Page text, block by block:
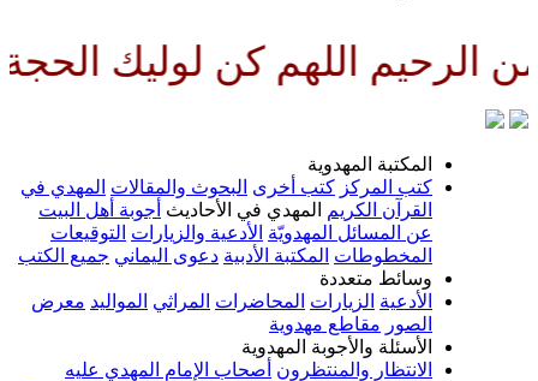
اللهم كن لوليك الحجة
المكتبة المهدوية
كتب المركز كتب أخرى البحوث والمقالات المهدي في
القرآن الكريم
المهدي في الأحاديث أجوبة أهل البيت
عن المسائل المهدويّة الأدعية والزيارات التوقيعات
المخطوطات المكتبة الأدبية دعوى اليماني جميع الكتب
وسائط متعددة
الأدعية الزيارات المحاضرات المراثي المواليد معرض
الصور مقاطع مهدوية
الأسئلة والأجوبة المهدوية
الانتظار والمنتظرون أصحاب الإمام المهدي عليه